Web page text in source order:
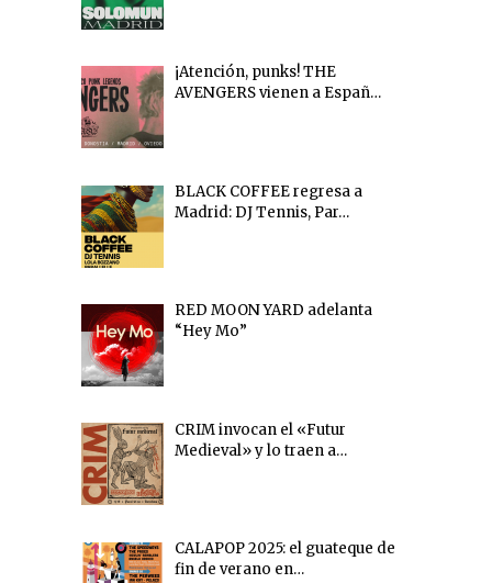
¡Atención, punks! THE
AVENGERS vienen a Españ…
BLACK COFFEE regresa a
Madrid: DJ Tennis, Par…
RED MOON YARD adelanta
“Hey Mo”
CRIM invocan el «Futur
Medieval» y lo traen a…
CALAPOP 2025: el guateque de
fin de verano en…